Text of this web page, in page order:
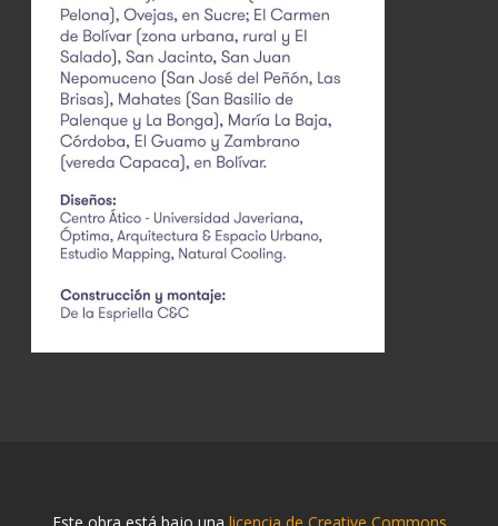
Este obra está bajo una licencia de Creative Commons